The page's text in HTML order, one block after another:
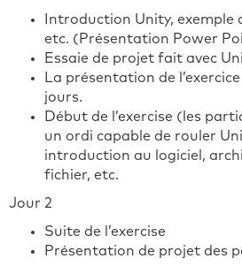
Introduction Unity,
etc. (Présentation Power
Essaie de projet fait avec
La présentation de
jours.
Début de l’exercise (les
un ordi capable de rouler
introduction au logiciel,
fichier, etc.
Jour 2
Suite de l’exercise
Présentation de projet des